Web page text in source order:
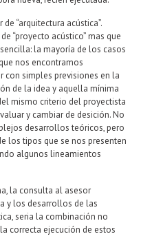
“arquitectura acústica”.
“proyecto acústico” mas que
la mayoría de los casos
nos encontramos
con simples previsiones en la
de la idea y aquella mínima
mismo criterio del proyectista
y cambiar de desición. No
desarrollos teóricos, pero
los tipos que se nos presenten
algunos lineamientos
la consulta al asesor
y los desarrollos de las
seria la combinación no
correcta ejecución de estos